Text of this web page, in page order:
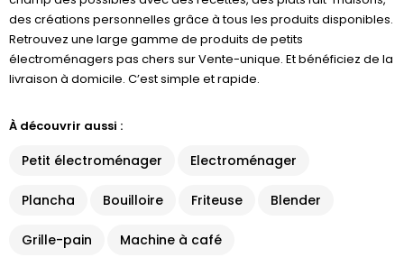
des créations personnelles grâce à tous les produits disponibles.
Retrouvez une large gamme de produits de petits
électroménagers pas chers sur Vente-unique. Et bénéficiez de la
livraison à domicile. C’est simple et rapide.
À découvrir aussi :
Petit électroménager Electroménager
Plancha Bouilloire Friteuse Blender
Grille-pain Machine à café